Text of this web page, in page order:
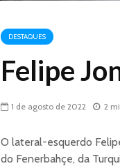
DESTAQUES
Felipe
1 de agosto de 2022 2
O lateral-esquerdo
do Fenerbahçe, da